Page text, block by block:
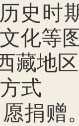
史时
化等
藏地
式
愿捐赠